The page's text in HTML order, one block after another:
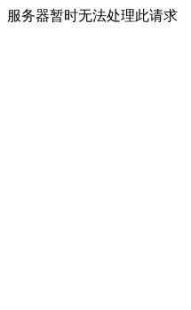
服务器暂时无法处理此请求